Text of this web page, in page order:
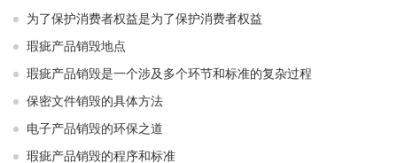
为了保护消费者权益是为了保护消费者权益
瑕疵产品销毁地点
瑕疵产品销毁是一个涉及多个环节和标准的复杂过程
保密文件销毁的具体方法
电子产品销毁的环保之道
瑕疵产品销毁的程序和标准